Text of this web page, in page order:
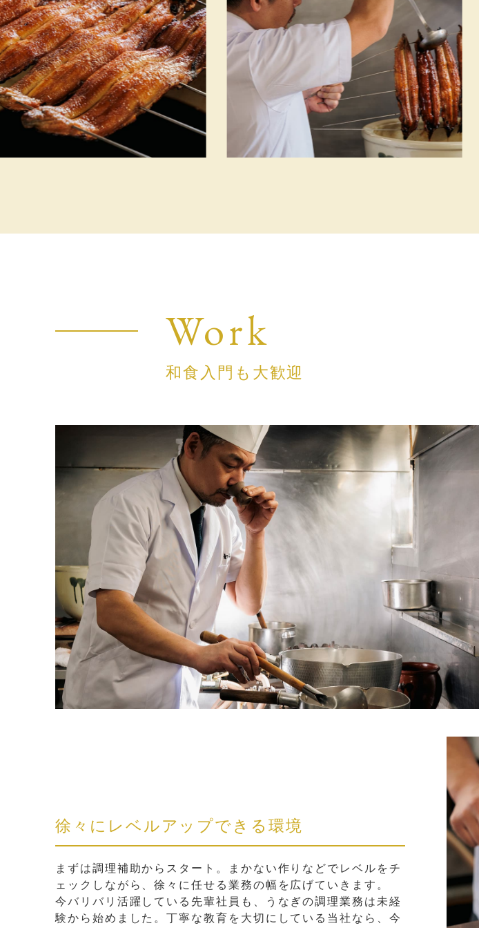
Work
和食入門も大歓迎
徐々にレベルアップできる環境
まずは調理補助からスタート。まかない作りなどでレベルをチ
ェックしながら、徐々に任せる業務の幅を広げていきます。
今バリバリ活躍している先輩社員も、うなぎの調理業務は未経
験から始めました。丁寧な教育を大切にしている当社なら、今